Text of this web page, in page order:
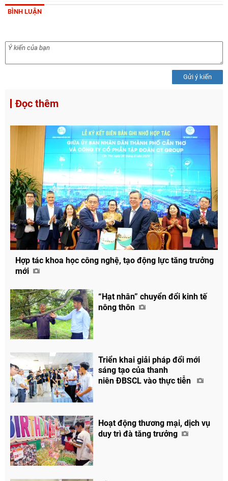
BÌNH LUẬN
Gửi ý kiến
Đọc thêm
Hợp tác khoa học công nghệ, tạo động lực tăng trưởng
mới
“Hạt nhân” chuyển đổi kinh tế
nông thôn
Triển khai giải pháp đổi mới
sáng tạo của thanh
niên ĐBSCL vào thực tiễn
Hoạt động thương mại, dịch vụ
duy trì đà tăng trưởng